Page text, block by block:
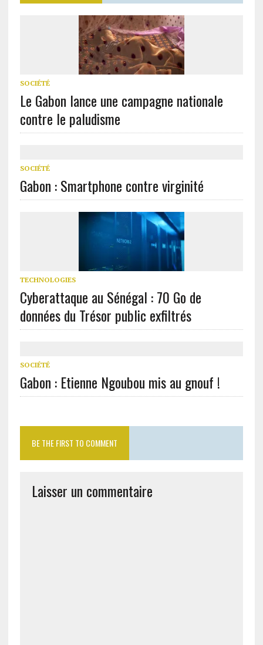
SOCIÉTÉ
Le Gabon lance une campagne nationale
contre le paludisme
SOCIÉTÉ
Gabon : Smartphone contre virginité
TECHNOLOGIES
Cyberattaque au Sénégal : 70 Go de
données du Trésor public exfiltrés
SOCIÉTÉ
Gabon : Etienne Ngoubou mis au gnouf !
BE THE FIRST TO COMMENT
Laisser un commentaire